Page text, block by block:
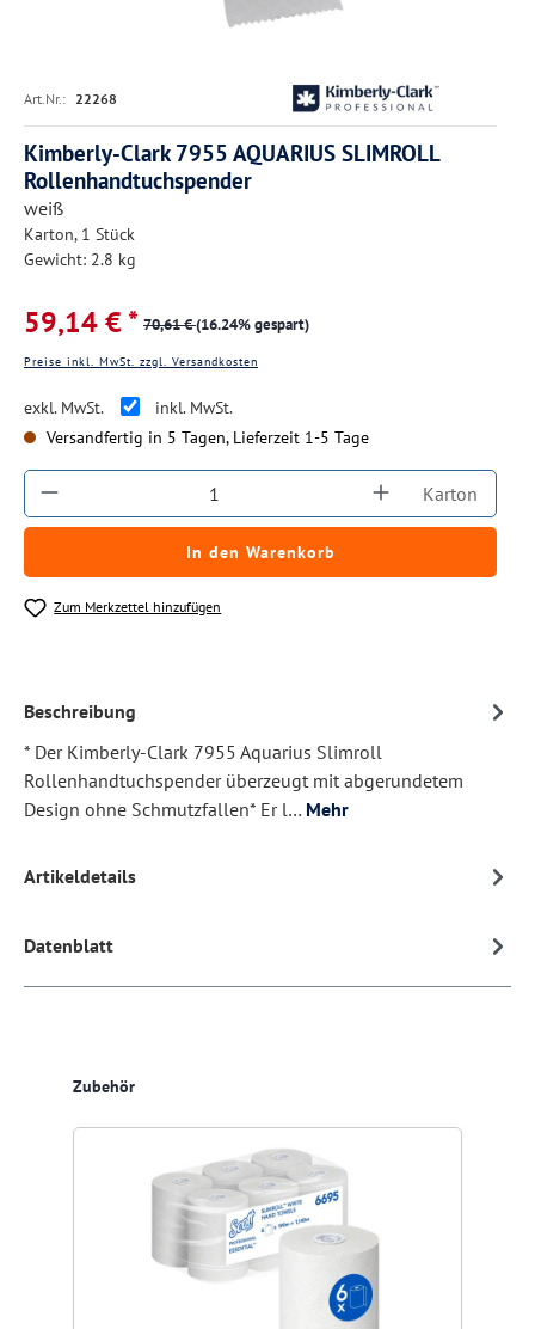
Art.Nr.: 22268
Kimberly-Clark 7955 AQUARIUS SLIMROLL
Rollenhandtuchspender
weiß
Karton, 1 Stück
Gewicht: 2.8 kg
59,14 € * 70,61 €(16.24% gespart)
Preise inkl. MwSt. zzgl. Versandkosten
exkl. MwSt.
inkl. MwSt.
Versandfertig in 5 Tagen, Lieferzeit 1-5 Tage
Produkt Anzahl: Gib den gewünschten
Karton
In den Warenkorb
Zum Merkzettel hinzufügen
Beschreibung
* Der Kimberly-Clark 7955 Aquarius Slimroll
Rollenhandtuchspender überzeugt mit abgerundetem
Design ohne Schmutzfallen* Er l… Mehr
Artikeldetails
Datenblatt
Produktgalerie überspringen
Zubehör